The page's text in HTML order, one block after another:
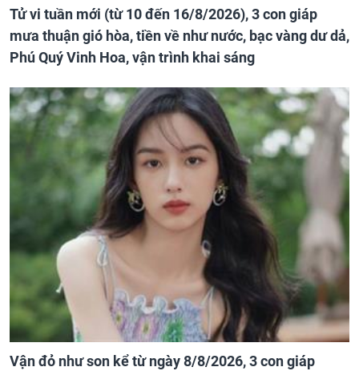
Tử vi tuần mới (từ 10 đến 16/8/2026), 3 con giáp
mưa thuận gió hòa, tiền về như nước, bạc vàng dư dả,
Phú Quý Vinh Hoa, vận trình khai sáng
Vận đỏ như son kể từ ngày 8/8/2026, 3 con giáp